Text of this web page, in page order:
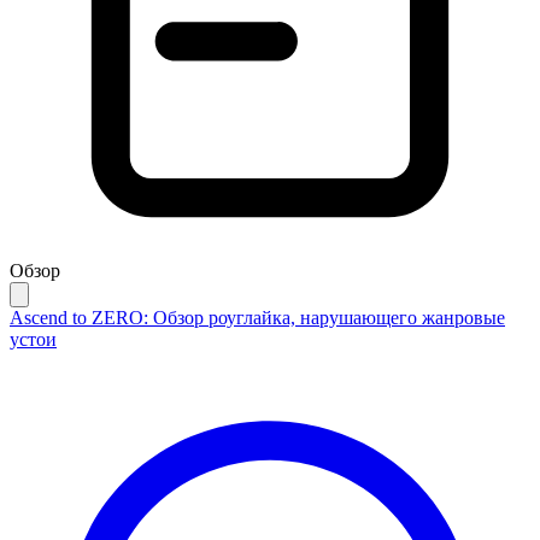
Обзор
Ascend to ZERO: Обзор роуглайка, нарушающего жанровые
устои